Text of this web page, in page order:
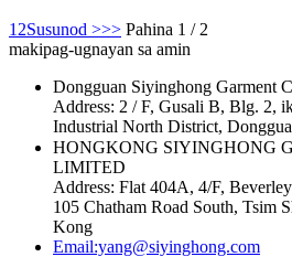
1 2Susunod >>> Pahina 1 / 2
makipag-ugnayan sa amin
Dongguan Siyinghong Garment
Address: 2 / F, Gusali B, Blg. 2,
Industrial North District,
HONGKONG SIYINGHONG
LIMITED
Address: Flat 404A, 4/F,
105 Chatham Road South, Tsim
Kong
Email:yang@siyinghong.com